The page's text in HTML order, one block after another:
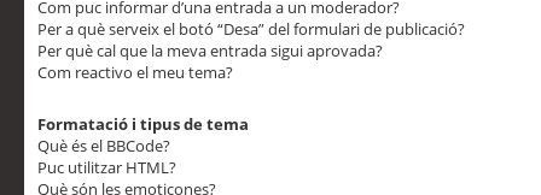
Com puc informar d’una entrada a un moderador?
Per a què serveix el botó “Desa” del formulari de publicació?
Per què cal que la meva entrada sigui aprovada?
Com reactivo el meu tema?
Formatació i tipus de tema
Què és el BBCode?
Puc utilitzar HTML?
Què són les emoticones?